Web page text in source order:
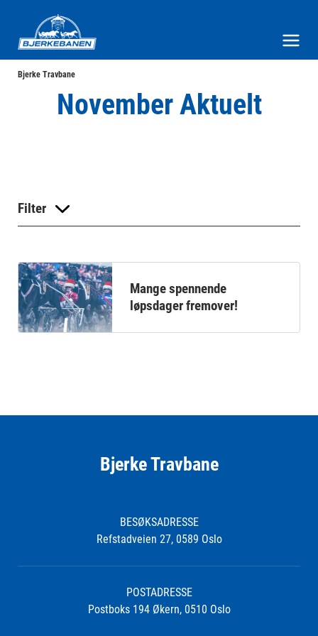
Bjerke Travbane
November Aktuelt
Filter
Mange spennende
løpsdager fremover!
Bjerke Travbane
BESØKSADRESSE
Refstadveien 27, 0589 Oslo
POSTADRESSE
Postboks 194 Økern, 0510 Oslo